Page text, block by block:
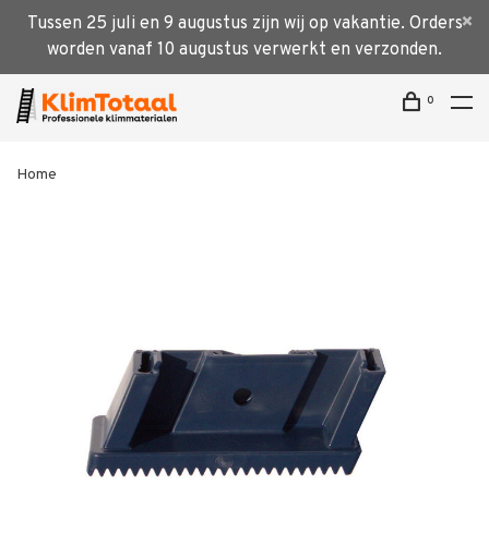
Tussen 25 juli en 9 augustus zijn wij op vakantie. Orders
worden vanaf 10 augustus verwerkt en verzonden.
0
Home